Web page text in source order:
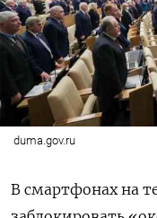
duma.gov.ru
В смартфонах на